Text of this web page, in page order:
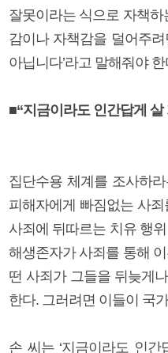
잘못이라는 식으로 자책
감이나 자책감을 덜어주
아닙니다’라고 말해줘야
■“지금이라도 인간답게 살
집단수용 체계를 조사하
피해자에게 빠짐없는 사
사죄에 뒤따르는 치유 행
해생존자가 사죄를 통해
떤 사죄가 그들을 뒤늦게
한다. 그러려면 이들이 국
손 씨는 ‘지금이라도 인간